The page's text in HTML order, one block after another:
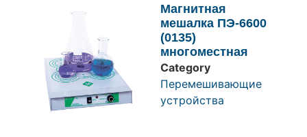
Магнитная
мешалка ПЭ-6600
(0135)
многоместная
Category
Перемешивающие
устройства